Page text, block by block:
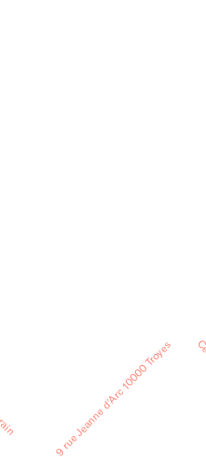
9 rue Jeanne d’Arc 10000 Troyes